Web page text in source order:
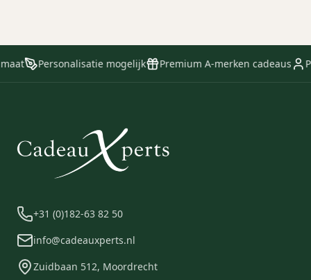
Personalisatie mogelijk Premium A-merken cadeaus
+31 (0)182-63 82 50
info@cadeauxperts.nl
Zuidbaan 512, Moordrecht